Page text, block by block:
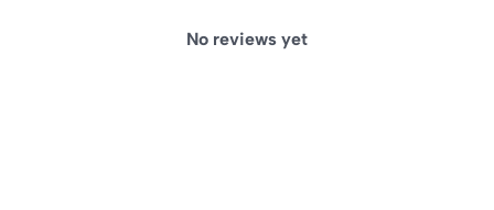
No reviews yet